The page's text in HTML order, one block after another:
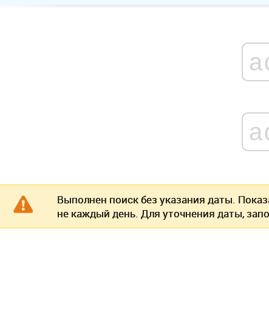
Выполнен поиск без указания даты.
не каждый день. Для уточнения даты,